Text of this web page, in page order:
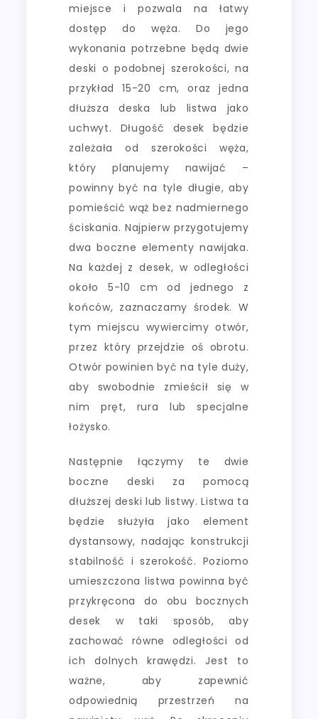
miejsce i pozwala na łatwy
dostęp do węża. Do jego
wykonania potrzebne będą dwie
deski o podobnej szerokości, na
przykład 15-20 cm, oraz jedna
dłuższa deska lub listwa jako
uchwyt. Długość desek będzie
zależała od szerokości węża,
który planujemy nawijać –
powinny być na tyle długie, aby
pomieścić wąż bez nadmiernego
ściskania. Najpierw przygotujemy
dwa boczne elementy nawijaka.
Na każdej z desek, w odległości
około 5-10 cm od jednego z
końców, zaznaczamy środek. W
tym miejscu wywiercimy otwór,
przez który przejdzie oś obrotu.
Otwór powinien być na tyle duży,
aby swobodnie zmieścił się w
nim pręt, rura lub specjalne
łożysko.
Następnie łączymy te dwie
boczne deski za pomocą
dłuższej deski lub listwy. Listwa ta
będzie służyła jako element
dystansowy, nadając konstrukcji
stabilność i szerokość. Poziomo
umieszczona listwa powinna być
przykręcona do obu bocznych
desek w taki sposób, aby
zachować równe odległości od
ich dolnych krawędzi. Jest to
ważne, aby zapewnić
odpowiednią przestrzeń na